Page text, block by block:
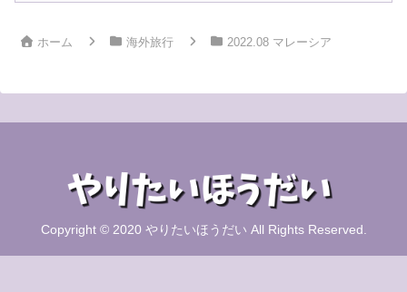
ホーム 海外旅行 2022.08 マレーシア
Copyright © 2020 やりたいほうだい All Rights Reserved.